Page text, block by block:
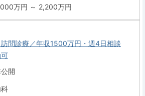
万円 ～ 2,200万円
訪問診療／年収1500万円・週4日相談
開